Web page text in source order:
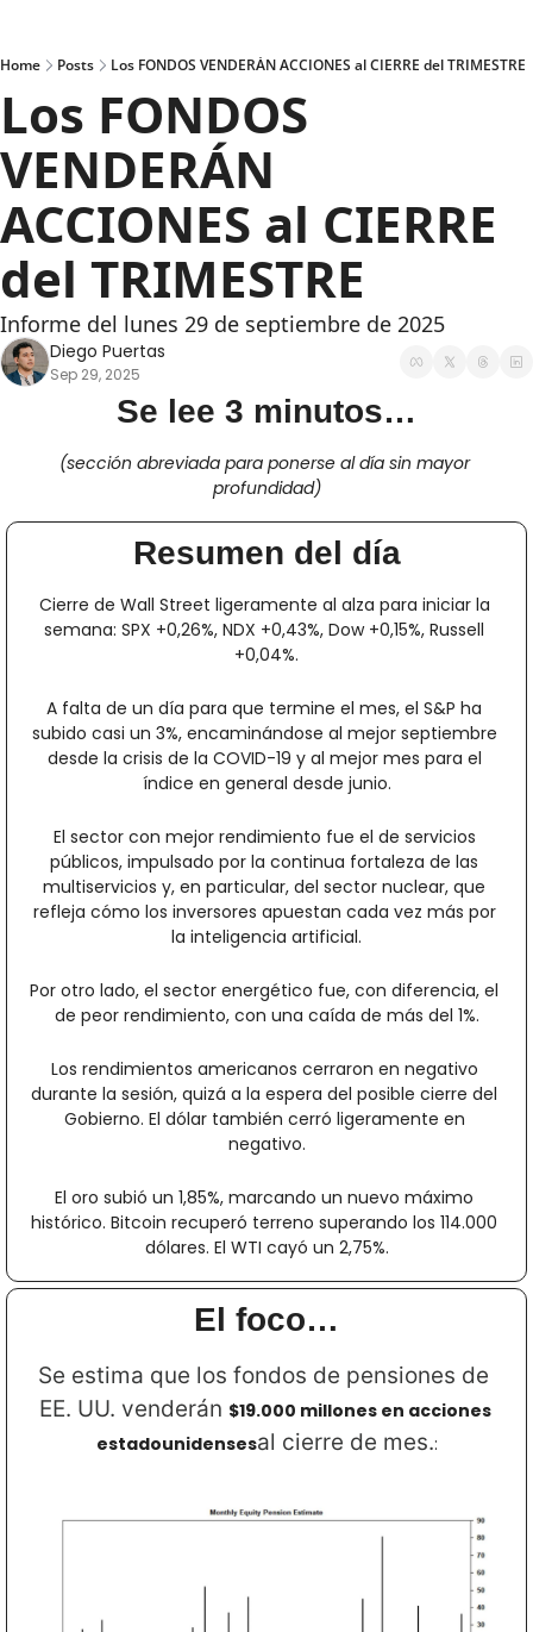
Home Posts Los FONDOS VENDERÁN ACCIONES al CIERRE del TRIMESTRE
Los FONDOS
VENDERÁN
ACCIONES al CIERRE
del TRIMESTRE
Informe del lunes 29 de septiembre de 2025
Diego Puertas
Sep 29, 2025
Se lee 3 minutos…
(sección abreviada para ponerse al día sin mayor
profundidad)
Resumen del día
Cierre de Wall Street ligeramente al alza para iniciar la
semana: SPX +0,26%, NDX +0,43%, Dow +0,15%, Russell
+0,04%.
A falta de un día para que termine el mes, el S&P ha
subido casi un 3%, encaminándose al mejor septiembre
desde la crisis de la COVID-19 y al mejor mes para el
índice en general desde junio.
El sector con mejor rendimiento fue el de servicios
públicos, impulsado por la continua fortaleza de las
multiservicios y, en particular, del sector nuclear, que
refleja cómo los inversores apuestan cada vez más por
la inteligencia artificial.
Por otro lado, el sector energético fue, con diferencia, el
de peor rendimiento, con una caída de más del 1%.
Los rendimientos americanos cerraron en negativo
durante la sesión, quizá a la espera del posible cierre del
Gobierno. El dólar también cerró ligeramente en
negativo.
El oro subió un 1,85%, marcando un nuevo máximo
histórico. Bitcoin recuperó terreno superando los 114.000
dólares. El WTI cayó un 2,75%.
El foco…
Se estima que los fondos de pensiones de
EE. UU. venderán $19.000 millones en acciones
estadounidensesal cierre de mes.: